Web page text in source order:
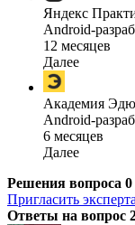
Яндекс
Android-
12 месяцев
Далее
Академия
Android-
6 месяцев
Далее
Решения вопроса 0
Пригласить эксперта
Ответы на вопрос